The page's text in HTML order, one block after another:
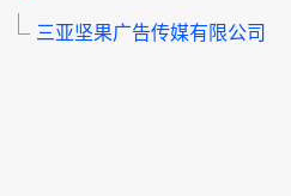
三亚坚果广告传媒有限公司